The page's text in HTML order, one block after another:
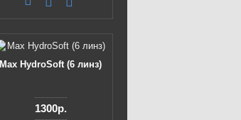
Max HydroSoft (6 линз)
1300р.